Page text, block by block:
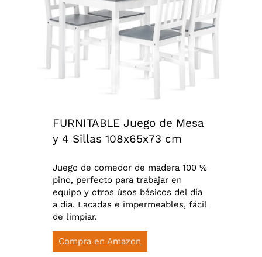
FURNITABLE Juego de Mesa
y 4 Sillas 108x65x73 cm
Juego de comedor de madera 100 %
pino, perfecto para trabajar en
equipo y otros úsos básicos del día
a dia. Lacadas e impermeables, fácil
de limpiar.
Compra en Amazon